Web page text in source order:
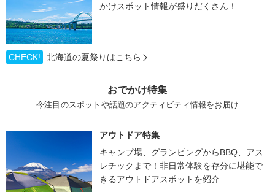
かけスポット情報が盛りだくさん！
CHECK! 北海道の夏祭りはこちら
おでかけ特集
今注目のスポットや話題のアクティビティ情報をお届け
アウトドア特集
キャンプ場、グランピングからBBQ、アス
レチックまで！非日常体験を存分に堪能で
きるアウトドアスポットを紹介